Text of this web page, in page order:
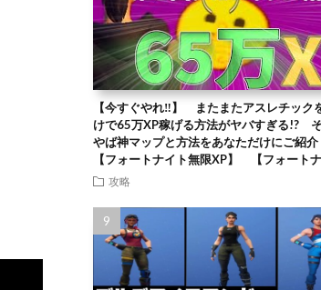
【今すぐやれ‼】 またまたアスレチック
けで65万XP稼げる方法がヤバすぎる!?
やば神マップと方法をあなただけにご
【フォートナイト無限XP】 【フォートナ
攻略